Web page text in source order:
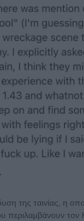
της ταινίας, η
περιλαμβάνουν τον